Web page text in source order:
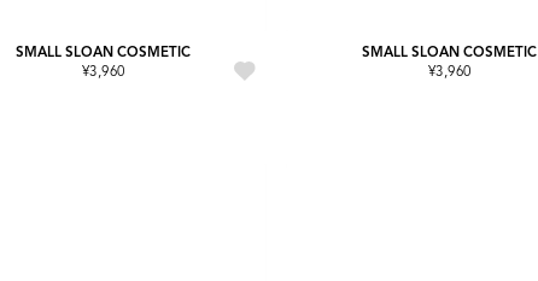
SMALL SLOAN COSMETIC
¥3,960
SMALL SLOAN COSMETIC
¥3,960